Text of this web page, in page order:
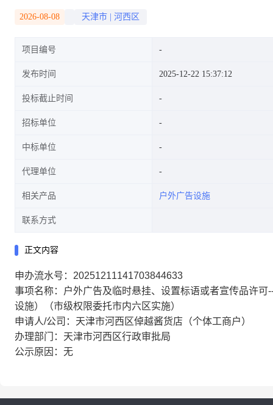
及公交车体广告设施)(市级权限
委托市内六区实施)-天津市河西
2026-08-08 天津市 河西区
项目编号
发布时间 2025-12-22 15:37:12
投标截止时间
招标单位
中标单位
代理单位
相关产品 户外广告设施
联系方式
正文内容
申办流水号：20251211141703844633
事项名称：户外广告及临时悬挂、设置标语或者宣传品许
设施）（市级权限委托市内六区实施）
申请人/公司：天津市河西区倬越酱货店（个体工商户）
办理部门：天津市河西区行政审批局
公示原因：无